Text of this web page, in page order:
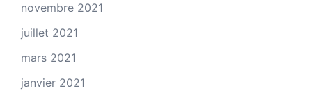
novembre 2021
juillet 2021
mars 2021
janvier 2021